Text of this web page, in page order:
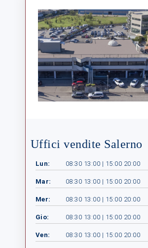
Uffici vendite Salerno
Lun: 08:30 13:00 | 15:00 20:00
Mar: 08:30 13:00 | 15:00 20:00
Mer: 08:30 13:00 | 15:00 20:00
Gio: 08:30 13:00 | 15:00 20:00
Ven: 08:30 13:00 | 15:00 20:00